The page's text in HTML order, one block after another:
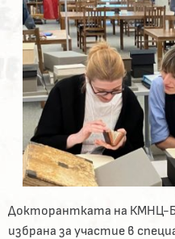
Докторантката на КМНЦ-
избрана за участие в